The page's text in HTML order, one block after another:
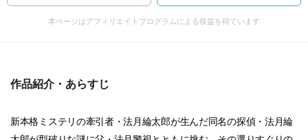
本ページはアフィリエイトプログラムによる収益を得ています
作品紹介・あらすじ
新本格ミステリの牽引者・法月綸太郎が生んだ同名の探偵・法月綸